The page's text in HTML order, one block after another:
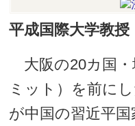
平成国際大学教
大阪の20カ国・
ミット）を前に
が中国の習近平